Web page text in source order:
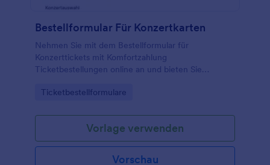
Bestellformular Für Konzertkarten
Nehmen Sie mit dem Bestellformular für
Konzerttickets mit Komfortzahlung
Ticketbestellungen online an und bieten Sie
ideal für Veranstalter, Vereine und Ticketshops.
Go to Category:
Ticketbestellformulare
Vorlage verwenden
Vorschau